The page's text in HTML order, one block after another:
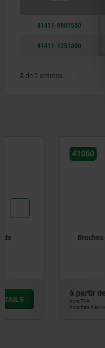
41411-0901550
41411-1251800
2 de 2 entrées
Broches de bridage
à partir de 12,30 €
hors TVA
hors frais d’envoi